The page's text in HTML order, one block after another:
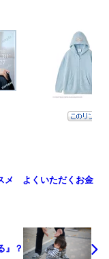
メ よくいただくお金
』？